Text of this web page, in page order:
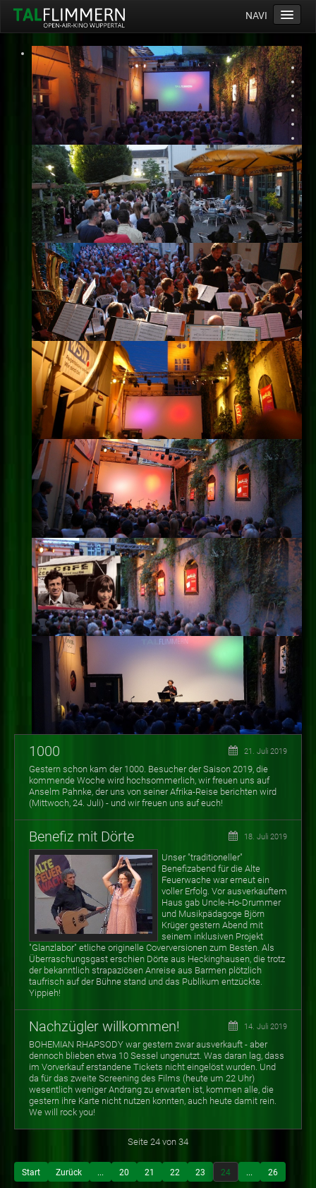
NAVI
Home
Programm
Service
Ticketinfos
Ort
Anreise
Wetter
Kinogutschein
Konzept
Archiv
Kontakt
Impressum
Datenschutz
1000 21. Juli 2019
Gestern schon kam der 1000. Besucher der Saison 2019, die
kommende Woche wird hochsommerlich, wir freuen uns auf
Anselm Pahnke, der uns von seiner Afrika-Reise berichten wird
(Mittwoch, 24. Juli) - und wir freuen uns auf euch!
Benefiz mit Dörte 18. Juli 2019
Unser "traditioneller"
Benefizabend für die Alte
Feuerwache war erneut ein
voller Erfolg. Vor ausverkauftem
Haus gab Uncle-Ho-Drummer
und Musikpädagoge Björn
Krüger gestern Abend mit
seinem inklusiven Projekt
"Glanzlabor" etliche originelle Coverversionen zum Besten. Als
Überraschungsgast erschien Dörte aus Heckinghausen, die trotz
der bekanntlich strapaziösen Anreise aus Barmen plötzlich
taufrisch auf der Bühne stand und das Publikum entzückte.
Yippieh!
Nachzügler willkommen! 14. Juli 2019
BOHEMIAN RHAPSODY war gestern zwar ausverkauft - aber
dennoch blieben etwa 10 Sessel ungenutzt. Was daran lag, dass
im Vorverkauf erstandene Tickets nicht eingelöst wurden. Und
da für das zweite Screening des Films (heute um 22 Uhr)
wesentlich weniger Andrang zu erwarten ist, kommen alle, die
gestern ihre Karte nicht nutzen konnten, auch heute damit rein.
We will rock you!
Seite 24 von 34
Start Zurück ... 20 21 22 23 24 ... 26